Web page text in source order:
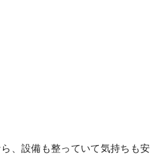
ら、設備も整っていて気持ちも安